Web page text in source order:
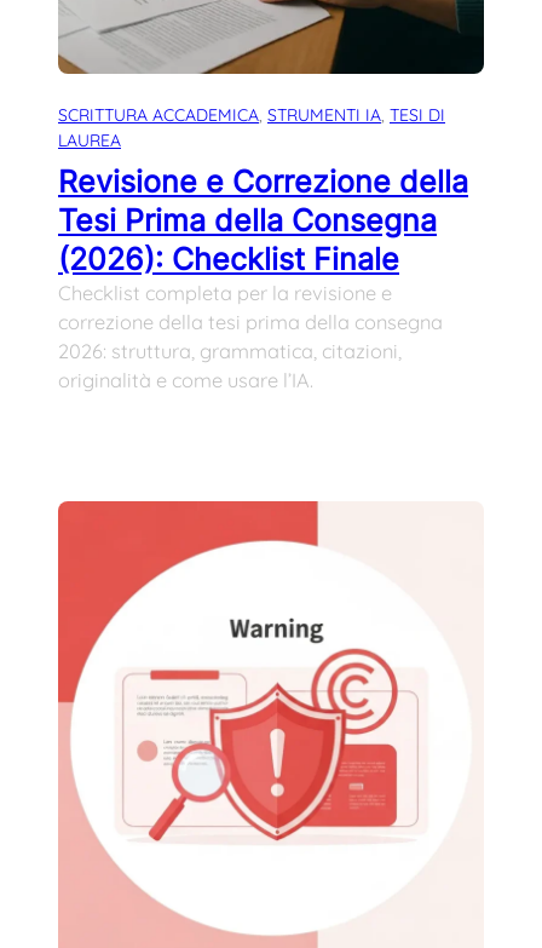
SCRITTURA ACCADEMICA, STRUMENTI IA, TESI DI
LAUREA
Revisione e Correzione della
Tesi Prima della Consegna
(2026): Checklist Finale
Checklist completa per la revisione e
correzione della tesi prima della consegna
2026: struttura, grammatica, citazioni,
originalità e come usare l’IA.